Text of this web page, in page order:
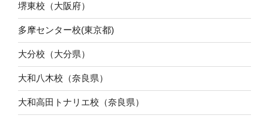
堺東校（大阪府）
多摩センター校(東京都)
大分校（大分県）
大和八木校（奈良県）
大和高田トナリエ校（奈良県）